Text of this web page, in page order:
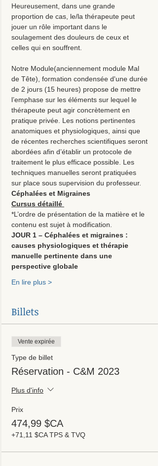
Heureusement, dans une grande
proportion de cas, le/la thérapeute peut
jouer un rôle important dans le
soulagement des douleurs de ceux et
celles qui en souffrent.
Notre Module(anciennement module Mal
de Tête), formation condensée d'une durée
de 2 jours (15 heures) propose de mettre
l’emphase sur les éléments sur lequel le
thérapeute peut agir concrètement en
pratique privée. Les notions pertinentes
anatomiques et physiologiques, ainsi que
de récentes recherches scientifiques seront
abordées afin d’établir un protocole de
traitement le plus efficace possible. Les
techniques manuelles seront pratiquées
sur place sous supervision du professeur.
Céphalées et Migraines
Cursus détaillé
*L’ordre de présentation de la matière et le
contenu est sujet à modification.
JOUR 1 – Céphalées et migraines :
causes physiologiques et thérapie
manuelle pertinente dans une
perspective globale
En lire plus >
Billets
Vente expirée
Type de billet
Réservation - C&M 2023
Plus d'info
Prix
474,99 $CA
+71,11 $CA TPS & TVQ